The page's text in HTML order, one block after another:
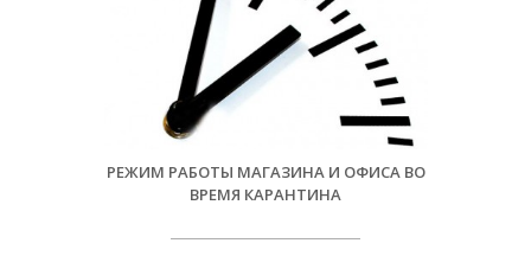
РЕЖИМ РАБОТЫ МАГАЗИНА И ОФИСА ВО
ВРЕМЯ КАРАНТИНА